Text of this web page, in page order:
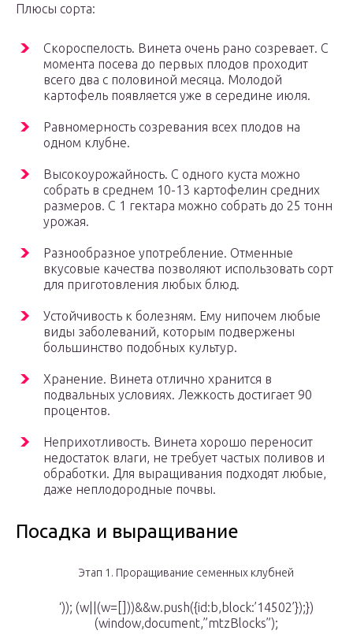
Плюсы сорта:
Скороспелость. Винета очень рано созревает. С
момента посева до первых плодов проходит
всего два с половиной месяца. Молодой
картофель появляется уже в середине июля.
Равномерность созревания всех плодов на
одном клубне.
Высокоурожайность. С одного куста можно
собрать в среднем 10-13 картофелин средних
размеров. С 1 гектара можно собрать до 25 тонн
урожая.
Разнообразное употребление. Отменные
вкусовые качества позволяют использовать сорт
для приготовления любых блюд.
Устойчивость к болезням. Ему нипочем любые
виды заболеваний, которым подвержены
большинство подобных культур.
Хранение. Винета отлично хранится в
подвальных условиях. Лежкость достигает 90
процентов.
Неприхотливость. Винета хорошо переносит
недостаток влаги, не требует частых поливов и
обработки. Для выращивания подходят любые,
даже неплодородные почвы.
Посадка и выращивание
Этап 1. Проращивание семенных клубней
‘)); (w||(w=[]))&&w.push({id:b,block:’14502’});})
(window,document,”mtzBlocks”);